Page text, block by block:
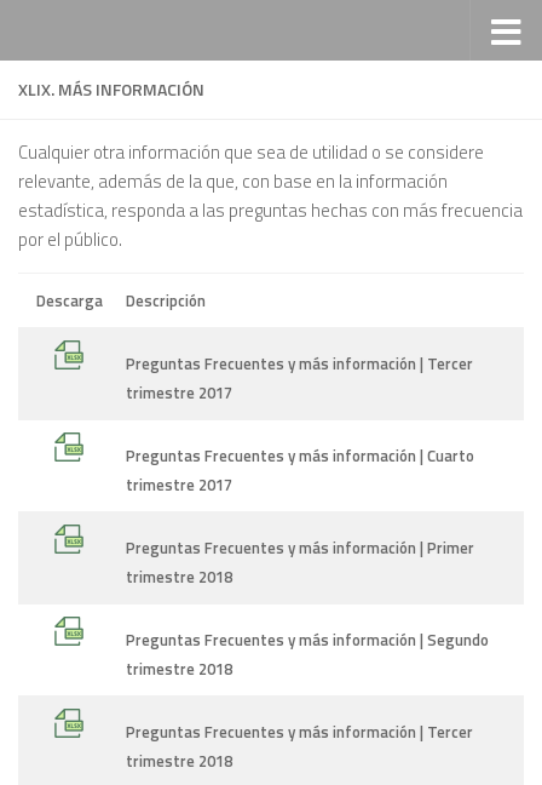
XLIX. MÁS INFORMACIÓN
Cualquier otra información que sea de utilidad o se considere
relevante, además de la que, con base en la información
estadística, responda a las preguntas hechas con más frecuencia
por el público.
Descarga Descripción
Preguntas Frecuentes y más información | Tercer
trimestre 2017
Preguntas Frecuentes y más información | Cuarto
trimestre 2017
Preguntas Frecuentes y más información | Primer
trimestre 2018
Preguntas Frecuentes y más información | Segundo
trimestre 2018
Preguntas Frecuentes y más información | Tercer
trimestre 2018